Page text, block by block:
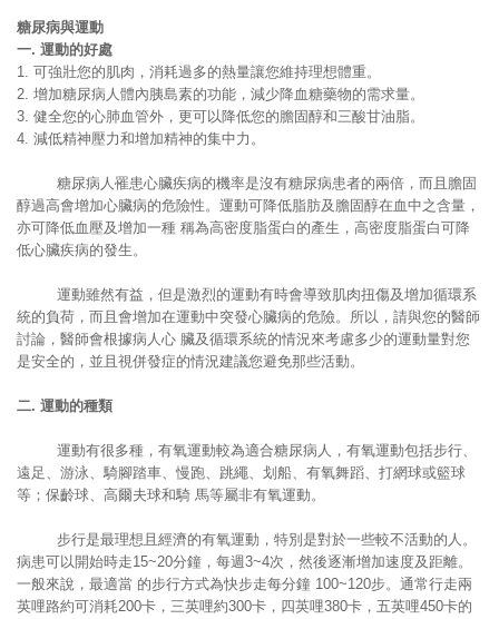
糖尿病與運動
一. 運動的好處
1. 可強壯您的肌肉，消耗過多的熱量讓您維持理想體重。
2. 增加糖尿病人體內胰島素的功能，減少降血糖藥物的需求量。
3. 健全您的心肺血管外，更可以降低您的膽固醇和三酸甘油脂。
4. 減低精神壓力和增加精神的集中力。
糖尿病人罹患心臟疾病的機率是沒有糖尿病患者的兩倍，而且膽固
醇過高會增加心臟病的危險性。運動可降低脂肪及膽固醇在血中之含量，
亦可降低血壓及增加一種 稱為高密度脂蛋白的產生，高密度脂蛋白可降
低心臟疾病的發生。
運動雖然有益，但是激烈的運動有時會導致肌肉扭傷及增加循環系
統的負荷，而且會增加在運動中突發心臟病的危險。所以，請與您的醫師
討論，醫師會根據病人心 臟及循環系統的情況來考慮多少的運動量對您
是安全的，並且視併發症的情況建議您避免那些活動。
二. 運動的種類
運動有很多種，有氧運動較為適合糖尿病人，有氧運動包括步行、
遠足、游泳、騎腳踏車、慢跑、跳繩、划船、有氧舞蹈、打網球或籃球
等；保齡球、高爾夫球和騎 馬等屬非有氧運動。
步行是最理想且經濟的有氧運動，特別是對於一些較不活動的人。
病患可以開始時走15~20分鐘，每週3~4次，然後逐漸增加速度及距離。
一般來說，最適當 的步行方式為快步走每分鐘 100~120步。通常行走兩
英哩路約可消耗200卡，三英哩約300卡，四英哩380卡，五英哩450卡的